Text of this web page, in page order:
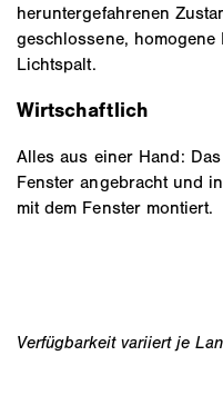
heruntergefahrenen
geschlossene,
Lichtspalt.
Wirtschaftlich
Alles aus einer Hand:
Fenster angebracht und
mit dem Fenster montiert.